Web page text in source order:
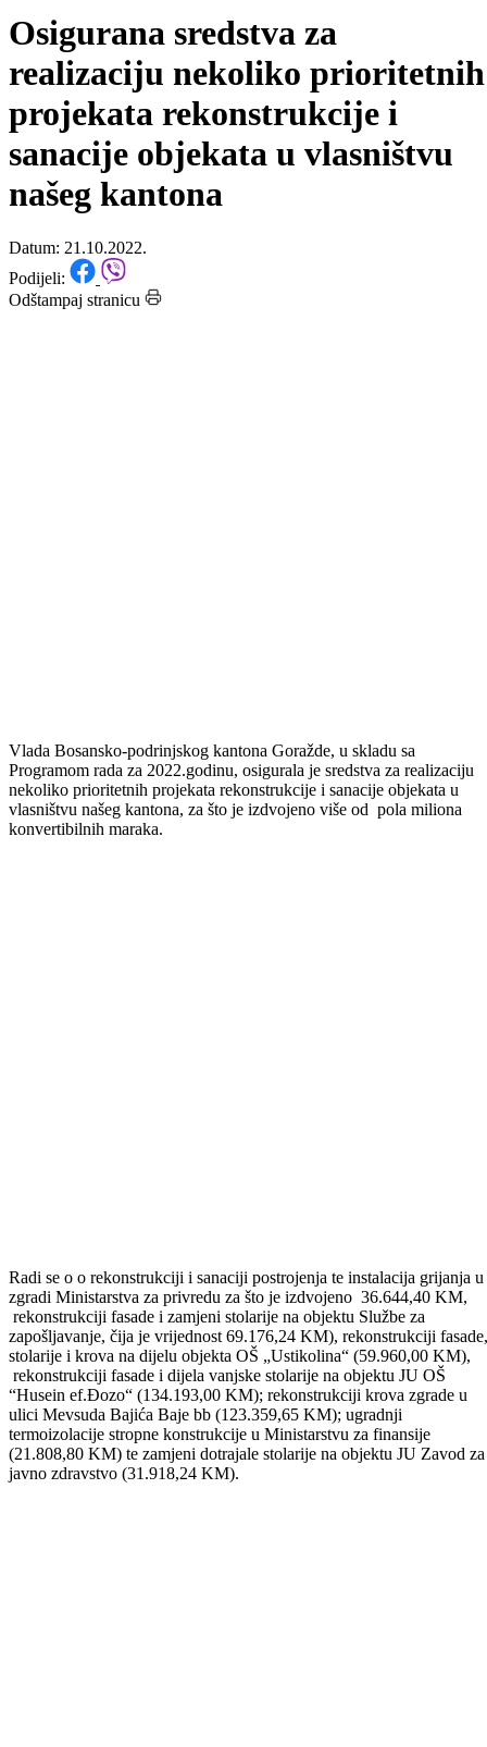
Vlada Bosansko-podrinjskog kantona Goražde
Osigurana sredstva za
realizaciju nekoliko prioritetnih
projekata rekonstrukcije i
sanacije objekata u vlasništvu
našeg kantona
Datum: 21.10.2022.